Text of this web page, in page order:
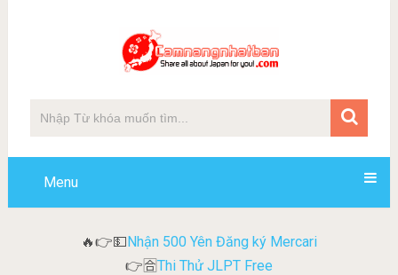
Menu
🔥👉💵Nhận 500 Yên Đăng ký Mercari
👉🈴Thi Thử JLPT Free